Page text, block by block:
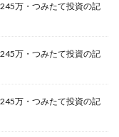
万・つみたて投資の記
万・つみたて投資の記
万・つみたて投資の記